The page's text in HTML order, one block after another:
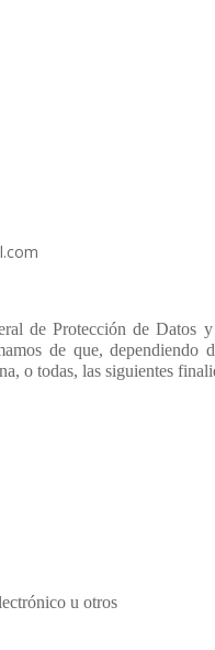
de Protección de Datos
de que, dependiendo
o todas, las siguientes
u otros